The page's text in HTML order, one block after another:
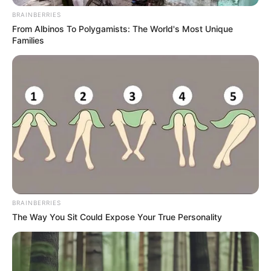
los otros dos atracaban con sus chuzo a los pasajeros.
BRAINBERRIES
From Albinos To Polygamists: The World's Most Unique
Families
BRAINBERRIES
The Way You Sit Could Expose Your True Personality